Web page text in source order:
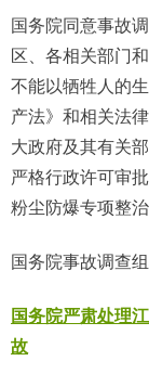
国务院同意事故
区、各相关部门
不能以牺牲人的
产法》和相关法
大政府及其有关
严格行政许可审
粉尘防爆专项整
国务院事故调查
国务院严肃处理
故